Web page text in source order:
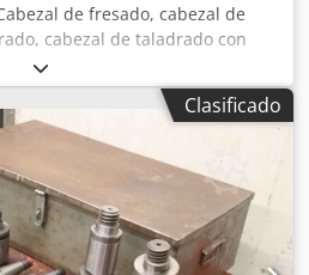
de fresado, cabezal de
cabezal de taladrado con
cabezal de taladrado con
herramienta para husillo -
Eu Spex Algea -
cambiador de herramientas -
240/120/A320 mm -
Clasificado